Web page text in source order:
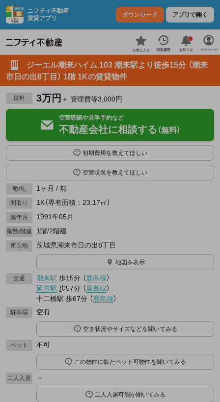
ニフティ不動産
賃貸アプリ
ダウンロード アプリで開く
お気に入り 閲覧履歴 お知らせ マイページ
ジーエル潮来ハイム 103 潮来駅より徒歩15分 （潮来
市日の出8丁目） 1階 1Kの賃貸物件
賃料 3万円 ＋ 管理費等3,000円
空室確認や見学予約など
不動産会社に相談する （無料）
初期費用を教えてほしい
空室状況を教えてほしい
敷/礼 1ヶ月 / 無
間取り 1K（専有面積：23.17㎡）
築年月 1991年05月
階数/階建 1階/2階建
所在地 茨城県潮来市日の出8丁目
地図を表示
交通 潮来駅 歩15分 （鹿島線）
延方駅 歩57分 （鹿島線）
十二橋駅 歩67分 （鹿島線）
駐車場 空有
空き状況やサイズなどを聞いてみる
ペット 不可
この物件に似たペット可物件を聞いてみる
二人入居 －
二人入居可能か聞いてみる